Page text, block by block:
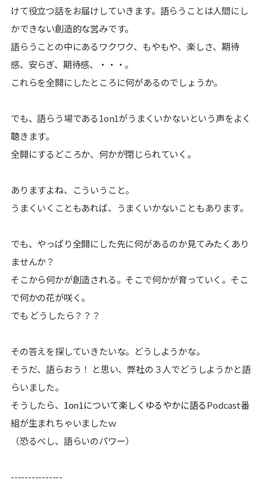
けて役立つ話をお届けしていきます。語らうことは人間にし
かできない創造的な営みです。
語らうことの中にあるワクワク、もやもや、楽しさ、期待
感、安らぎ、期待感、・・・。
これらを全開にしたところに何があるのでしょうか。
でも、語らう場である1on1がうまくいかないという声をよく
聴きます。
全開にするどころか、何かが閉じられていく。
ありますよね、こういうこと。
うまくいくこともあれば、うまくいかないこともあります。
でも、やっぱり全開にした先に何があるのか見てみたくあり
ませんか？
そこから何かが創造される。そこで何かが育っていく。そこ
で何かの花が咲く。
でも どうしたら？？？
その答えを探していきたいな。どうしようかな。
そうだ、語らおう！ と思い、弊社の３人でどうしようかと語
らいました。
そうしたら、 1on1について楽しくゆるやかに語るPodcast番
組が生まれちゃいましたｗ
（恐るべし、語らいのパワー）
---------------